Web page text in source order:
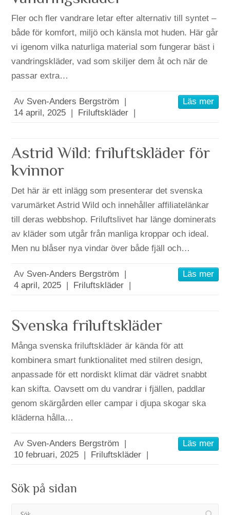
Fler och fler vandrare letar efter alternativ till syntet –
både för komfort, miljö och känsla mot huden. Här går
vi igenom vilka naturliga material som fungerar bäst i
vandringskläder, vad som skiljer dem åt och när de
passar extra…
Av Sven-Anders Bergström
14 april, 2025
Friluftskläder
Läs mer
Astrid Wild: friluftskläder för
kvinnor
Det här är ett inlägg som presenterar det svenska
varumärket Astrid Wild och innehåller affiliatelänkar
till deras webbshop. Friluftslivet har länge dominerats
av kläder som utgår från manliga kroppar och ideal.
Men nu blåser nya vindar över både fjäll och…
Av Sven-Anders Bergström
4 april, 2025
Friluftskläder
Läs mer
Svenska friluftskläder
Många svenska friluftskläder är kända för att
kombinera smart funktionalitet med stilren design,
anpassade för ett nordiskt klimat där vädret snabbt
kan skifta. Oavsett om du vandrar i fjällen, paddlar
genom skärgården eller campar i djupa skogar ska
kläderna hålla…
Av Sven-Anders Bergström
10 februari, 2025
Friluftskläder
Läs mer
Sök på sidan
Sök